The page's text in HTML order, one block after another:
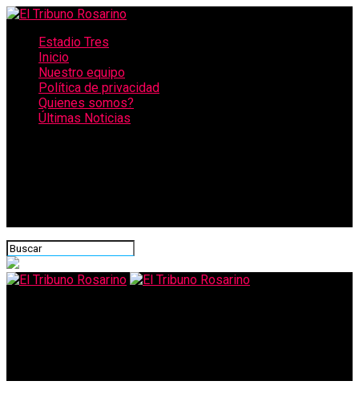
Estadio Tres
Inicio
Nuestro equipo
Política de privacidad
Quienes somos?
Últimas Noticias